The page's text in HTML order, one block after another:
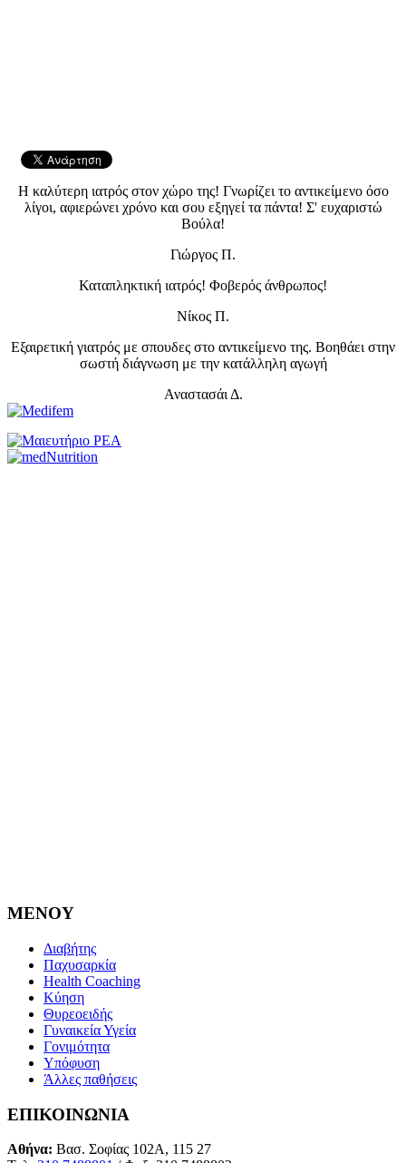
Η καλύτερη ιατρός στον χώρο της! Γνωρίζει το αντικείμενο όσο
λίγοι, αφιερώνει χρόνο και σου εξηγεί τα πάντα! Σ' ευχαριστώ
Βούλα!
Γιώργος Π.
Καταπληκτική ιατρός! Φοβερός άνθρωπος!
Νίκος Π.
Εξαιρετική γιατρός με σπουδες στο αντικείμενο της. Βοηθάει στην
σωστή διάγνωση με την κατάλληλη αγωγή
Αναστασάι Δ.
MENOY
Διαβήτης
Παχυσαρκία
Health Coaching
Κύηση
Θυρεοειδής
Γυναικεία Υγεία
Γονιμότητα
Υπόφυση
Άλλες παθήσεις
ΕΠΙΚΟΙΝΩΝΙΑ
Αθήνα: Βασ. Σοφίας 102Α, 115 27